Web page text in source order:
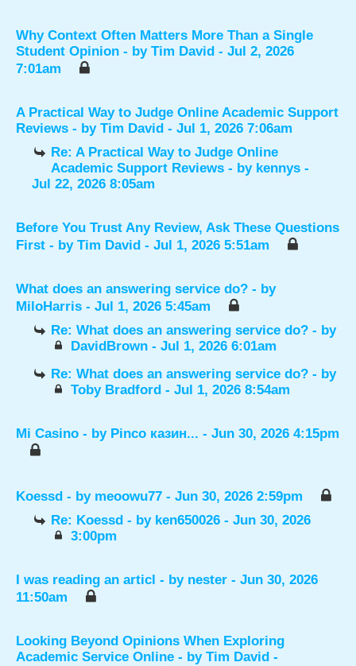
Why Context Often Matters More Than a Single
Student Opinion - by Tim David - Jul 2, 2026
7:01am
A Practical Way to Judge Online Academic Support
Reviews - by Tim David - Jul 1, 2026 7:06am
Re: A Practical Way to Judge Online
Academic Support Reviews - by kennys -
Jul 22, 2026 8:05am
Before You Trust Any Review, Ask These Questions
First - by Tim David - Jul 1, 2026 5:51am
What does an answering service do? - by
MiloHarris - Jul 1, 2026 5:45am
Re: What does an answering service do? - by
DavidBrown- Jul 1, 2026 6:01am
Re: What does an answering service do? - by
Toby Bradford- Jul 1, 2026 8:54am
Mi Casino - by Pinco казин... - Jun 30, 2026 4:15pm
Koessd - by meoowu77 - Jun 30, 2026 2:59pm
Re: Koessd - by ken650026 - Jun 30, 2026
3:00pm
I was reading an articl - by nester - Jun 30, 2026
11:50am
Looking Beyond Opinions When Exploring
Academic Service Online - by Tim David -